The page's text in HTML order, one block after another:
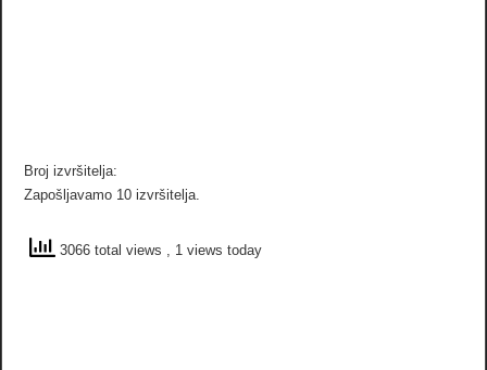
Broj izvršitelja:
Zapošljavamo 10 izvršitelja.
3066 total views , 1 views today